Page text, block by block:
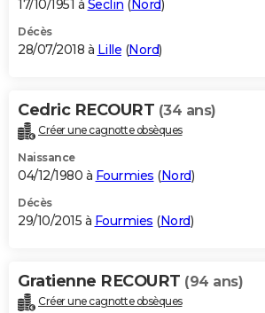
17/10/1951 à Seclin ( Nord)
Décès
28/07/2018 à Lille (Nord)
Cedric RECOURT (34 ans)
Créer une cagnotte obsèques
Naissance
04/12/1980 à Fourmies (Nord)
Décès
29/10/2015 à Fourmies (Nord)
Gratienne RECOURT (94 ans)
Créer une cagnotte obsèques